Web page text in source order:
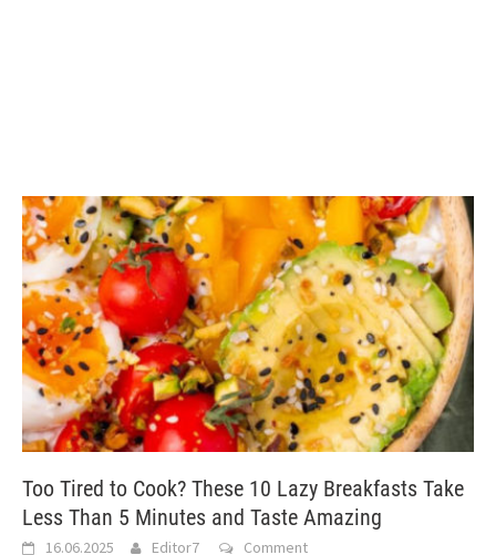
Too Tired to Cook? These 10 Lazy Breakfasts Take
Less Than 5 Minutes and Taste Amazing
16.06.2025 Editor7 Comment